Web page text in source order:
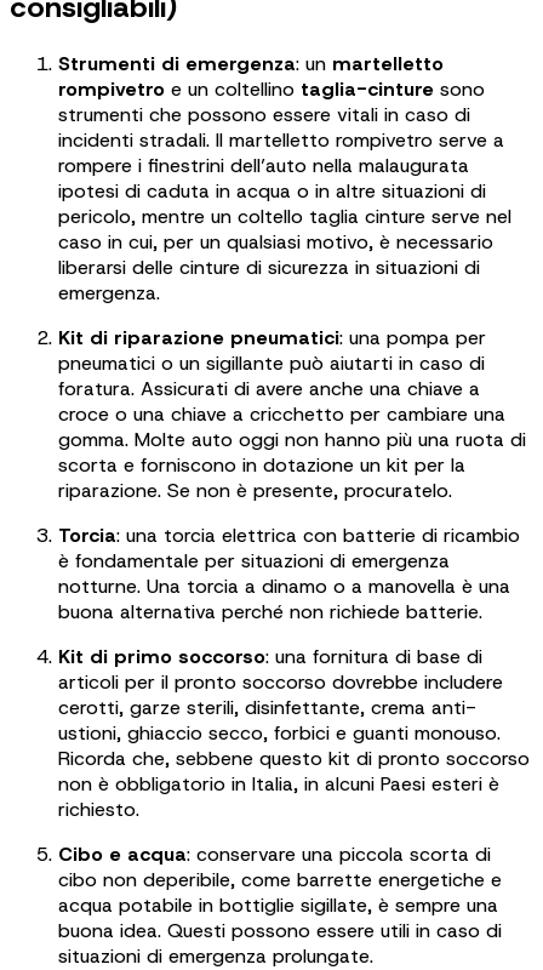
Strumenti di emergenza: un martelletto
rompivetro e un coltellino taglia-cinture sono
strumenti che possono essere vitali in caso di
incidenti stradali. Il martelletto rompivetro serve a
rompere i finestrini dell’auto nella malaugurata
ipotesi di caduta in acqua o in altre situazioni di
pericolo, mentre un coltello taglia cinture serve nel
caso in cui, per un qualsiasi motivo, è necessario
liberarsi delle cinture di sicurezza in situazioni di
emergenza.
Kit di riparazione pneumatici: una pompa per
pneumatici o un sigillante può aiutarti in caso di
foratura. Assicurati di avere anche una chiave a
croce o una chiave a cricchetto per cambiare una
gomma. Molte auto oggi non hanno più una ruota di
scorta e forniscono in dotazione un kit per la
riparazione. Se non è presente, procuratelo.
Torcia: una torcia elettrica con batterie di ricambio
è fondamentale per situazioni di emergenza
notturne. Una torcia a dinamo o a manovella è una
buona alternativa perché non richiede batterie.
Kit di primo soccorso: una fornitura di base di
articoli per il pronto soccorso dovrebbe includere
cerotti, garze sterili, disinfettante, crema anti-
ustioni, ghiaccio secco, forbici e guanti monouso.
Ricorda che, sebbene questo kit di pronto soccorso
non è obbligatorio in Italia, in alcuni Paesi esteri è
richiesto.
Cibo e acqua: conservare una piccola scorta di
cibo non deperibile, come barrette energetiche e
acqua potabile in bottiglie sigillate, è sempre una
buona idea. Questi possono essere utili in caso di
situazioni di emergenza prolungate.